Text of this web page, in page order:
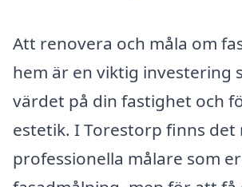
Att renovera och måla om
hem är en viktig investering
värdet på din fastighet och
estetik. I Torestorp finns det
professionella målare som